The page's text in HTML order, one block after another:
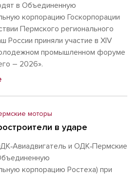
в Объединенную
корпорацию Госкорпорации
Пермского регионального
России приняли участие в XIV
промышленном форуме
– 2026».
моторы
в ударе
и ОДК‑Пермские
корпорацию Ростеха) при